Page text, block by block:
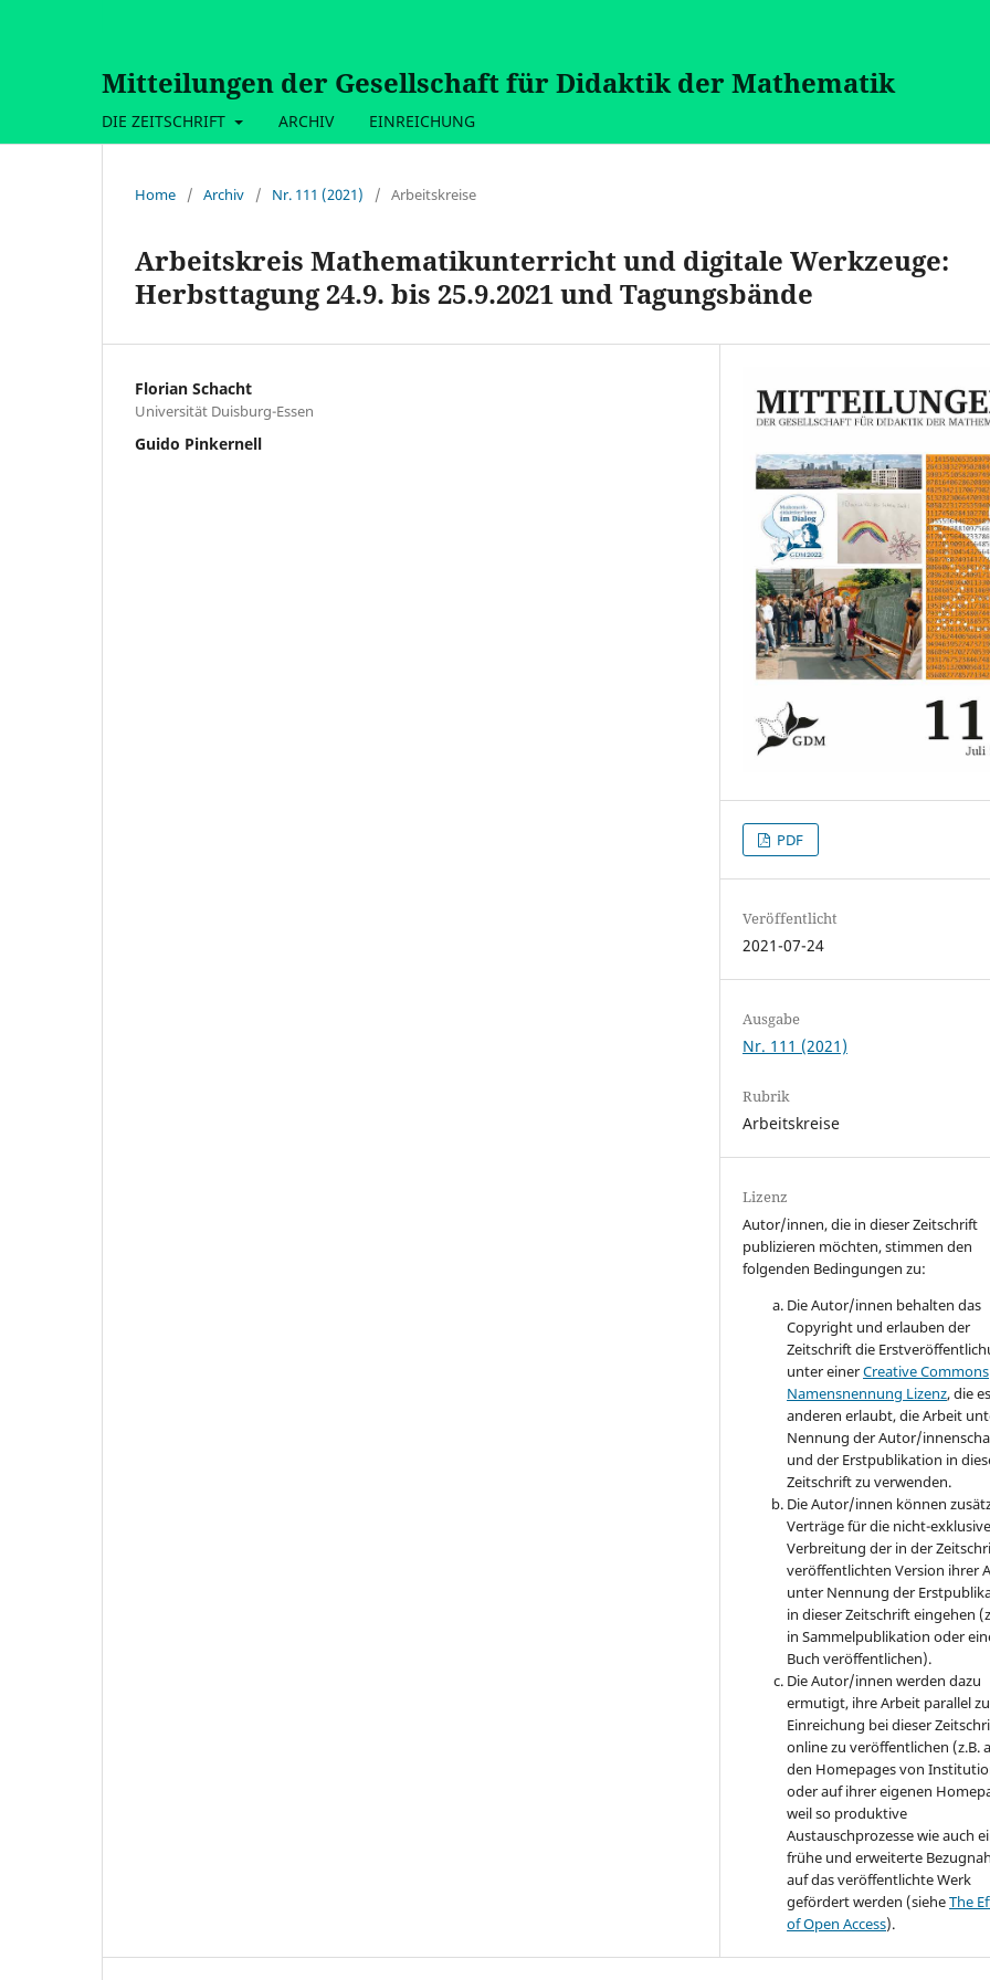
Mitteilungen der Gesellschaft für Didaktik der Mathematik
DIE ZEITSCHRIFT ARCHIV EINREICHUNG
Home / Archiv / Nr. 111 (2021) / Arbeitskreise
Arbeitskreis Mathematikunterricht und digitale Werkzeuge:
Herbsttagung 24.9. bis 25.9.2021 und Tagungsbände
Florian Schacht
Universität Duisburg-Essen
Guido Pinkernell
PDF
Veröffentlicht
2021-07-24
Ausgabe
Nr. 111 (2021)
Rubrik
Arbeitskreise
Lizenz
Autor/innen, die in dieser Zeitschrift
publizieren möchten, stimmen den
folgenden Bedingungen zu:
Die Autor/innen behalten das
Copyright und erlauben der
Zeitschrift die
unter einerCreative Commons
Namensnennung Lizenz, die es
anderen erlaubt, die Arbeit
Nennung der Autor/
und der Erstpublikation in
Zeitschrift zu verwenden.
Die Autor/innen können
Verträge für die nicht-exklusive
Verbreitung der in der
veröffentlichten Version ihrer
unter Nennung der
in dieser Zeitschrift eingehen
in Sammelpublikation oder
Buch veröffentlichen).
Die Autor/innen werden dazu
ermutigt, ihre Arbeit parallel
Einreichung bei dieser
online zu veröffentlichen (z.B.
den Homepages von
oder auf ihrer eigenen
weil so produktive
Austauschprozesse wie auch
frühe und erweiterte
auf das veröffentlichte Werk
gefördert werden (sieheThe
of Open Access).